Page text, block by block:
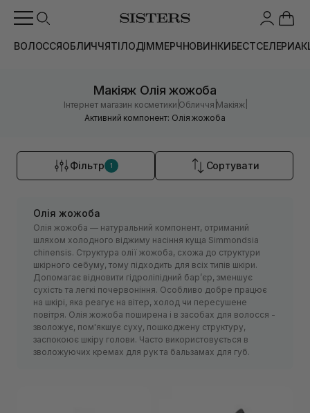
ВОЛОССЯОБЛИЧЧЯТІЛОДІММЕРЧНОВИНКИБЕСТСЕЛЕРИ
Макіяж Олія жожоба
Інтернет магазин косметики |Обличчя |Макіяж
Активний компонент: Олія жожоба
Фільтр 1 Сортувати
Олія жожоба
Олія жожоба — натуральний компонент, отриманий
шляхом холодного віджиму насіння куща Simmondsia
chinensis. Структура олії жожоба, схожа до структури
шкірного себуму, тому підходить для всіх типів шкіри.
Допомагає відновити гідроліпідний бар’єр, зменшує
сухість та легкі почервоніння. Особливо добре працює
на шкірі, яка реагує на вітер, холод чи пересушене
повітря. Олія жожоба поширена і в засобах для волосся -
зволожує, пом'якшує суху, пошкоджену структуру,
заспокоює шкіру голови. Часто використовується в
зволожуючих кремах для рук та бальзамах для губ.